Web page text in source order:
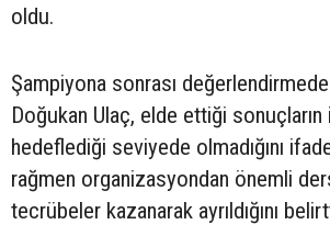
oldu.
Şampiyona sonrası
Doğukan Ulaç, elde ettiği
hedeflediği seviyede olmadığını
rağmen organizasyondan önemli
tecrübeler kazanarak ayrıldığını